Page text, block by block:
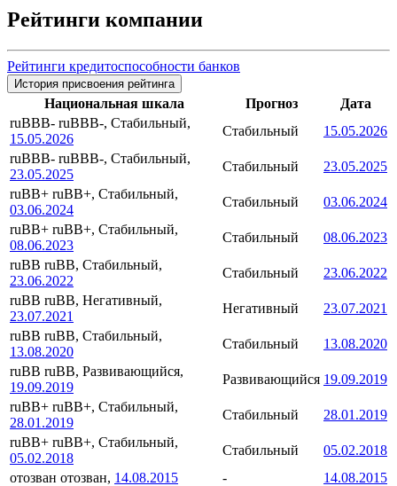
Рейтинги компании
Рейтинги кредитоспособности банков
История присвоения рейтинга
Национальная шкала Прогноз
Дата
ruBBB- ruBBB-, Стабильный,
15.05.2026
Стабильный
15.05.2026
ruBBB- ruBBB-, Стабильный,
23.05.2025
Стабильный
23.05.2025
ruBB+ ruBB+, Стабильный,
03.06.2024
Стабильный
03.06.2024
ruBB+ ruBB+, Стабильный,
08.06.2023
Стабильный
08.06.2023
ruBB ruBB, Стабильный,
23.06.2022
Стабильный
23.06.2022
ruBB ruBB, Негативный,
23.07.2021
Негативный
23.07.2021
ruBB ruBB, Стабильный,
13.08.2020
Стабильный
13.08.2020
ruBB ruBB, Развивающийся,
19.09.2019
Развивающийся 19.09.2019
ruBB+ ruBB+, Стабильный,
28.01.2019
Стабильный
28.01.2019
ruBB+ ruBB+, Стабильный,
05.02.2018
Стабильный
05.02.2018
отозван отозван, 14.08.2015 -
14.08.2015